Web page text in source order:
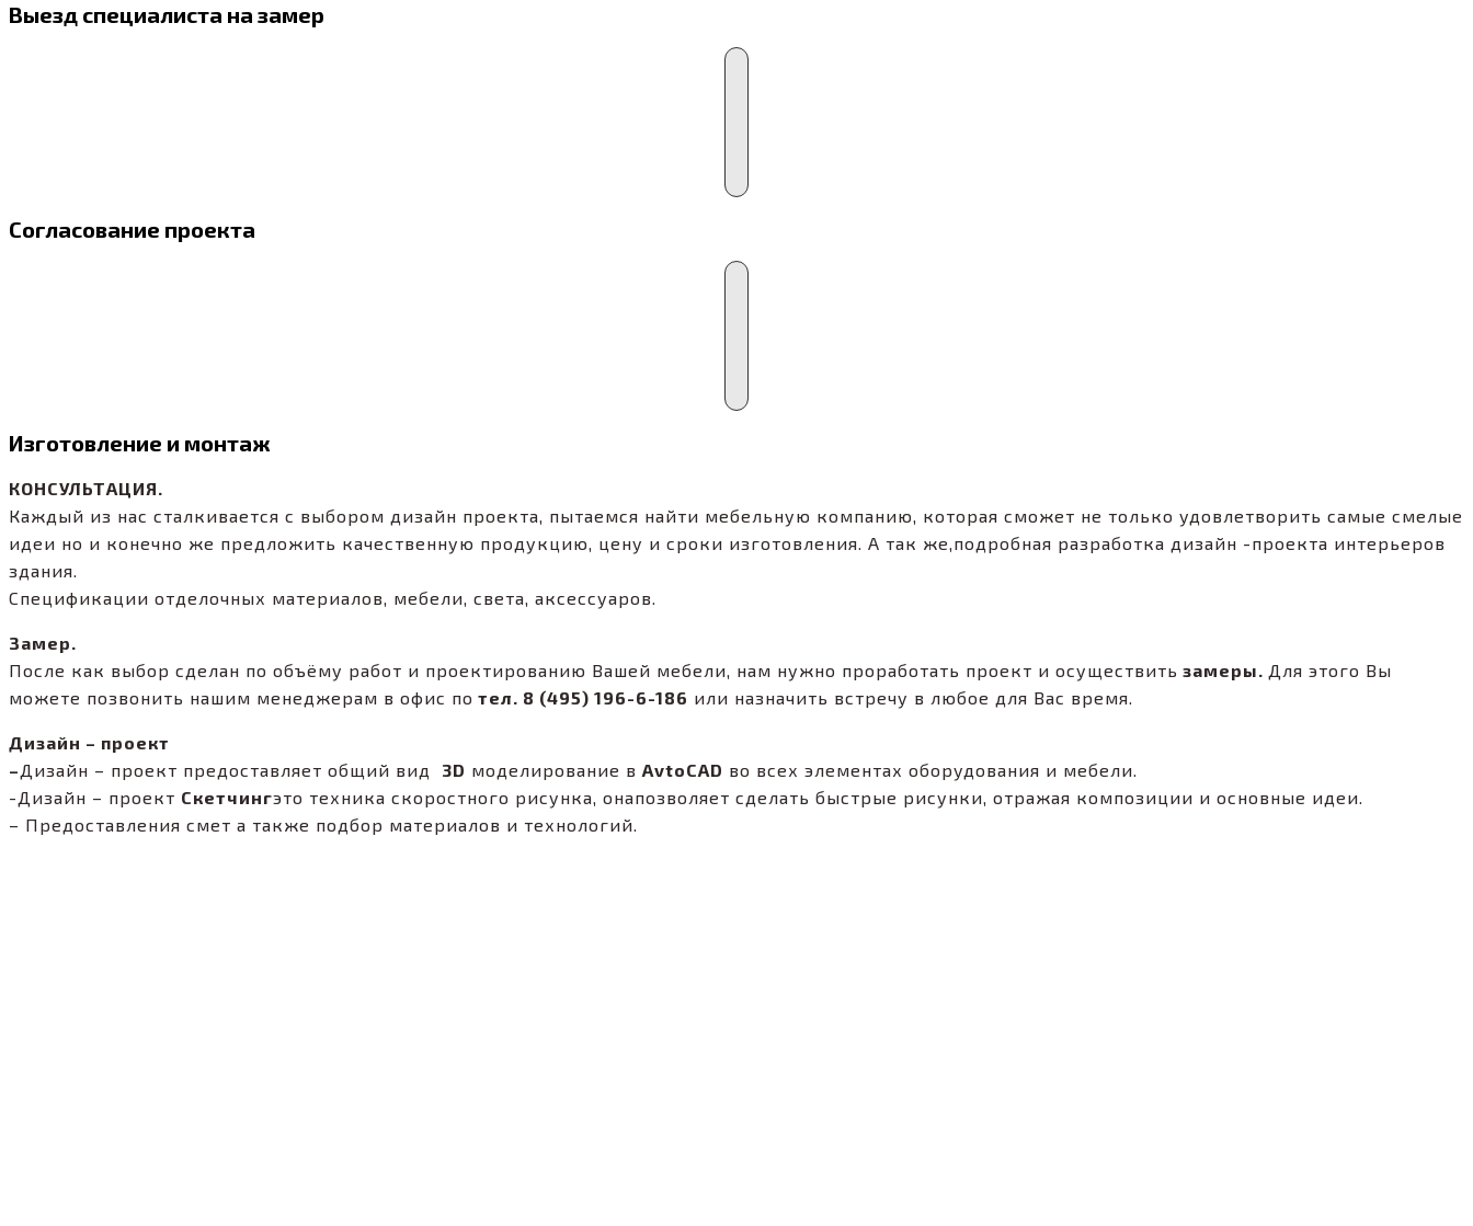
Выезд специалиста на замер
Согласование проекта
Изготовление и монтаж
КОНСУЛЬТАЦИЯ.
Каждый из нас сталкивается с выбором дизайн проекта, пытаемся найти мебельную компанию, которая сможет не только удовлетворить самые смелые
идеи но и конечно же предложить качественную продукцию, цену и сроки изготовления. А так же,подробная разработка дизайн -проекта интерьеров
здания.
Спецификации отделочных материалов, мебели, света, аксессуаров.
Замер.
После как выбор сделан по объёму работ и проектированию Вашей мебели, нам нужно проработать проект и осуществить замеры. Для этого Вы
можете позвонить нашим менеджерам в офис по тел. 8 (495) 196-6-186 или назначить встречу в любое для Вас время.
Дизайн – проект
–Дизайн – проект предоставляет общий вид 3D моделирование в AvtoCAD во всех элементах оборудования и мебели.
-Дизайн – проект Скетчингэто техника скоростного рисунка, онапозволяет сделать быстрые рисунки, отражая композиции и основные идеи.
– Предоставления смет а также подбор материалов и технологий.